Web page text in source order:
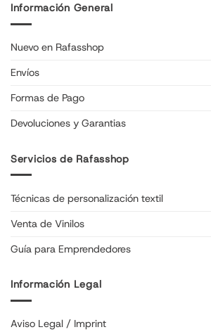
Información General
Nuevo en Rafasshop
Envíos
Formas de Pago
Devoluciones y Garantias
Servicios de Rafasshop
Técnicas de personalización textil
Venta de Vinilos
Guía para Emprendedores
Información Legal
Aviso Legal / Imprint